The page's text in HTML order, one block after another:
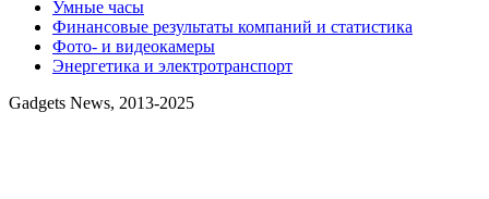
Умные часы
Финансовые результаты компаний и статистика
Фото- и видеокамеры
Энергетика и электротранспорт
Gadgets News, 2013-2025